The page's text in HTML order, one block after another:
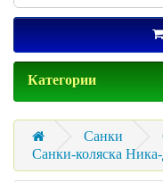
Категории
Санки
Санки-коляска